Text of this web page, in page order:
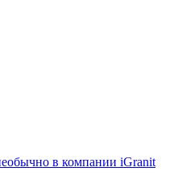
в компании iGranit